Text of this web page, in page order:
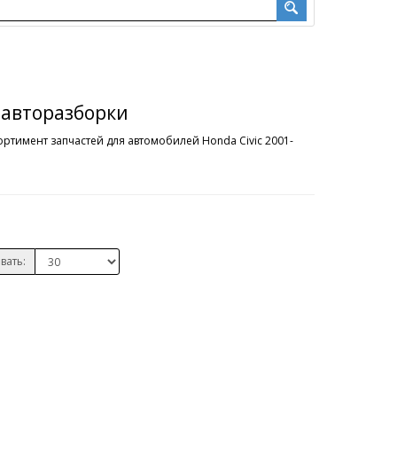
запчастей для автомобилей Honda Civic 2001-